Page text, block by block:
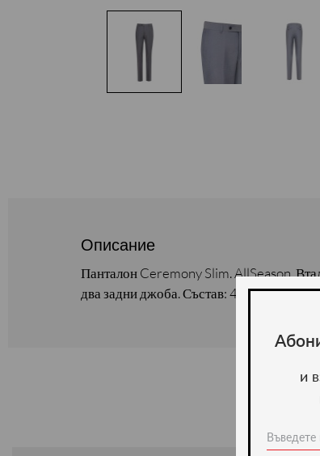
Описание
Панталон Ceremony Slim. AllSeason.
два задни джоба. Състав: 43% вискоза,
и